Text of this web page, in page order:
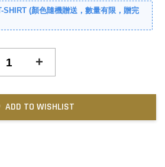
SHIRT (顏色隨機贈送，數量有限，贈完
+
ADD TO WISHLIST